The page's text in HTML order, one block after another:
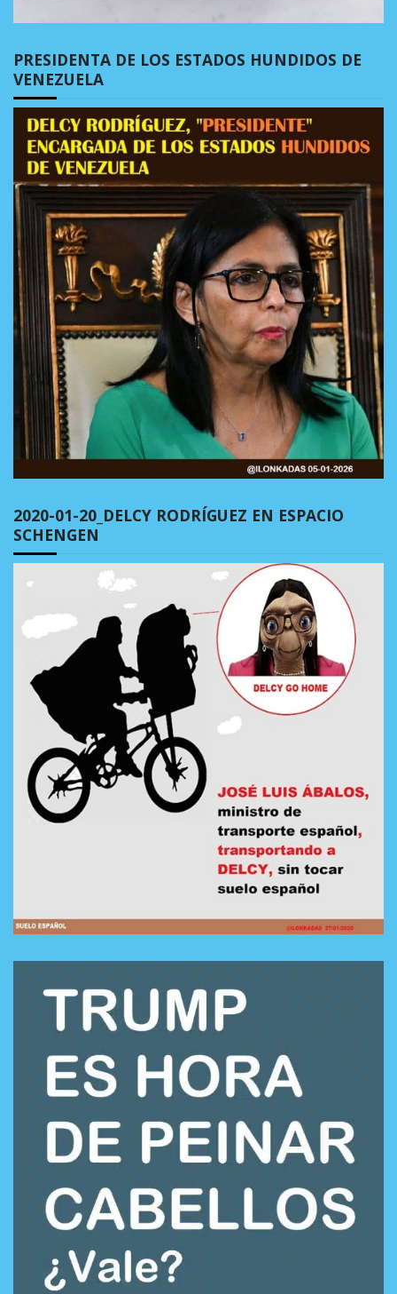
PRESIDENTA DE LOS ESTADOS HUNDIDOS DE
VENEZUELA
2020-01-20_DELCY RODRÍGUEZ EN ESPACIO
SCHENGEN